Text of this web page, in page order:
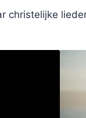
christelijke